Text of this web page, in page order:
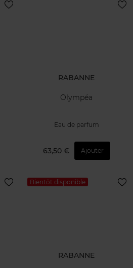
RABANNE
Olympéa
Eau de parfum
63,50 € Ajouter
Bientôt disponible
RABANNE